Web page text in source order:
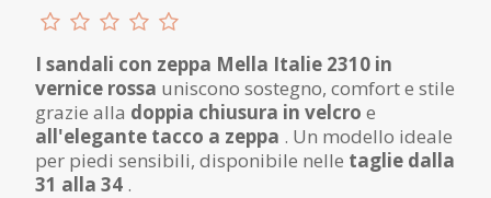
I sandali con zeppa Mella Italie 2310 in
vernice rossa uniscono sostegno, comfort e stile
grazie alla doppia chiusura in velcro e
all'elegante tacco a zeppa . Un modello ideale
per piedi sensibili, disponibile nelle taglie dalla
31 alla 34 .